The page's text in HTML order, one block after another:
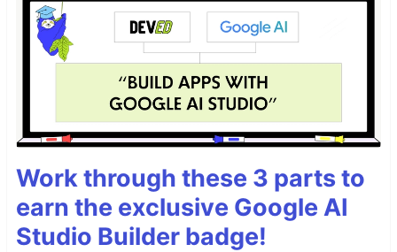
Work through these 3 parts to
earn the exclusive Google AI
Studio Builder badge!